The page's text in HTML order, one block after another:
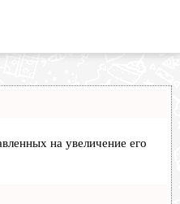
на увеличение его